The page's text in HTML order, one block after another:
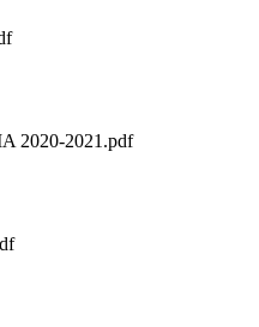
2020-2021.pdf